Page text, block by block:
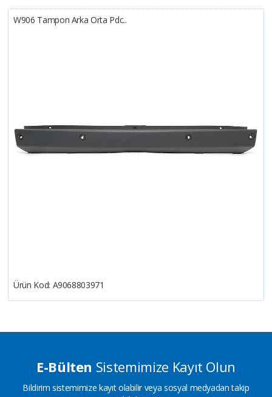
W906 Tampon Arka Orta Pdc..
Ürün Kod: A9068803971
E-Bülten Sistemimize Kayıt Olun
Bildirim sistemimize kayıt olabilir veya sosyal medyadan takip